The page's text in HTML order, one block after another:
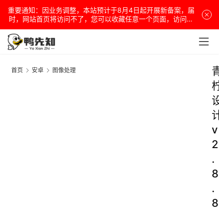
重要通知：因业务调整，本站预计于8月4日起开展新备案，届
时，网站首页将访问不了，您可以收藏任意一个页面，访问网
站！
首页 安卓 图像处理
v
2
.
8
.
8